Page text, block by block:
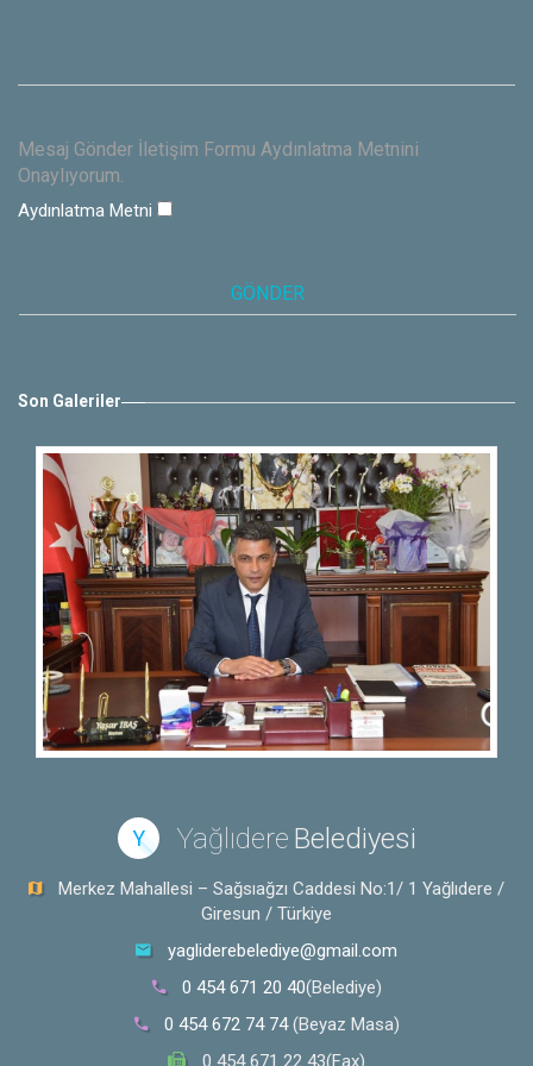
Mesaj Gönder İletişim Formu Aydınlatma Metnini
Onaylıyorum.
Aydınlatma Metni
Son Galeriler
Y Yağlıdere Belediyesi
Merkez Mahallesi – Sağsıağzı Caddesi No:1/ 1 Yağlıdere /
Giresun / Türkiye
yagliderebelediye@gmail.com
0 454 671 20 40(Belediye)
0 454 672 74 74(Beyaz Masa)
0 454 671 22 43(Fax)